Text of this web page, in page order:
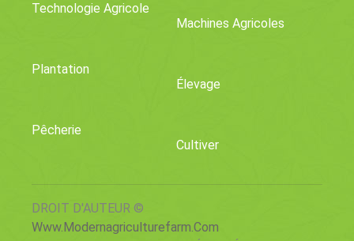
Technologie Agricole
Machines Agricoles
Plantation
Élevage
Pêcherie
Cultiver
DROIT D'AUTEUR ©
Www.modernagriculturefarm.com